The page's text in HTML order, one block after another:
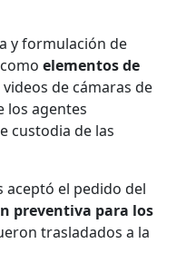
y formulación de
comoelementos de
de cámaras de
los agentes
custodia de las
aceptó el pedido del
preventiva para los
trasladados a la